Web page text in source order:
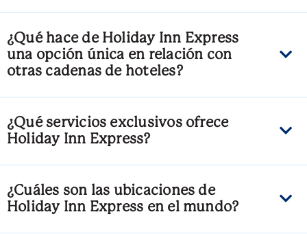
¿Qué hace de Holiday Inn Express
una opción única en relación con
otras cadenas de hoteles?
¿Qué servicios exclusivos ofrece
Holiday Inn Express?
¿Cuáles son las ubicaciones de
Holiday Inn Express en el mundo?